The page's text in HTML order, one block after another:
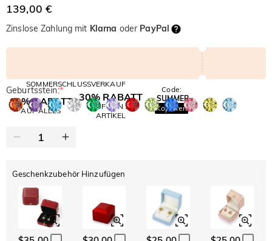
139,00 €
Zinslose Zahlung mit Klarna oder PayPal
SOMMERSCHLUSSVERKAUF
10% RABATT
AUF ALLES
30% RABATT
AUF DEN 2.
ARTIKEL
Code:
SUMMER
Kopieren
Geburtsstein:*
Geschenkzubehör Hinzufügen